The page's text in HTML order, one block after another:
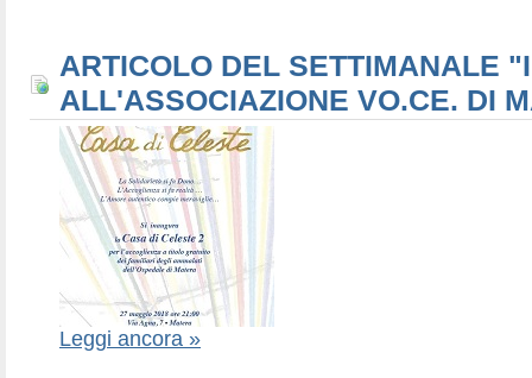
ARTICOLO DEL SETTIMANALE
ALL'ASSOCIAZIONE VO.CE. DI
Leggi ancora »